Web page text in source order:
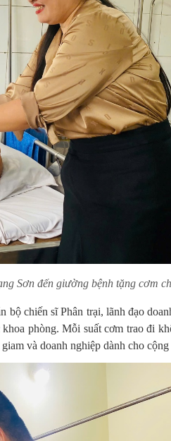
Sơn đến giường bệnh tặng cơm
chiến sĩ Phân trại, lãnh đạo
phòng. Mỗi suất cơm trao đi
và doanh nghiệp dành cho